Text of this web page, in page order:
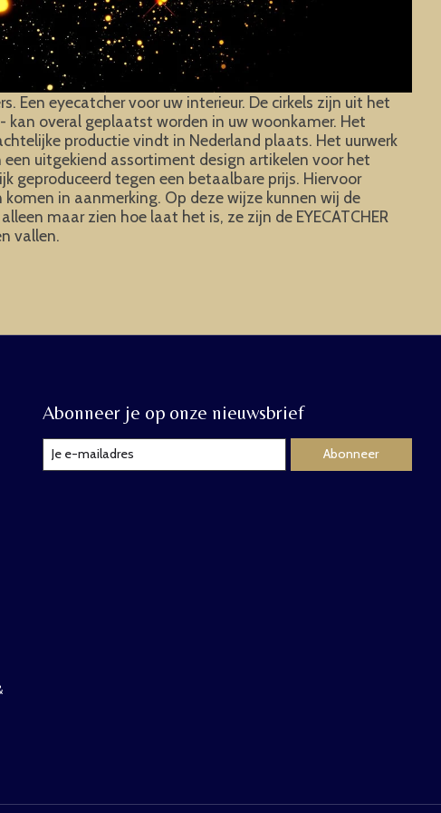
Een eyecatcher voor uw interieur. De cirkels zijn uit het
overal geplaatst worden in uw woonkamer. Het
productie vindt in Nederland plaats. Het uurwerk
uitgekiend assortiment design artikelen voor het
geproduceerd tegen een betaalbare prijs. Hiervoor
in aanmerking. Op deze wijze kunnen wij de
maar zien hoe laat het is, ze zijn de EYECATCHER
vallen.
Abonneer je op onze nieuwsbrief
Abonneer